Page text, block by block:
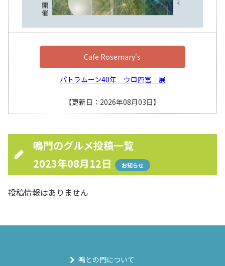
Cafe Rosemary's
パトラムーン40年 ウロ四宮 展
【更新日：2026年08月03日】
鳴門のグルメ投稿一覧
2023年08月12日
お知らせ
投稿情報はありません
鳴との門について